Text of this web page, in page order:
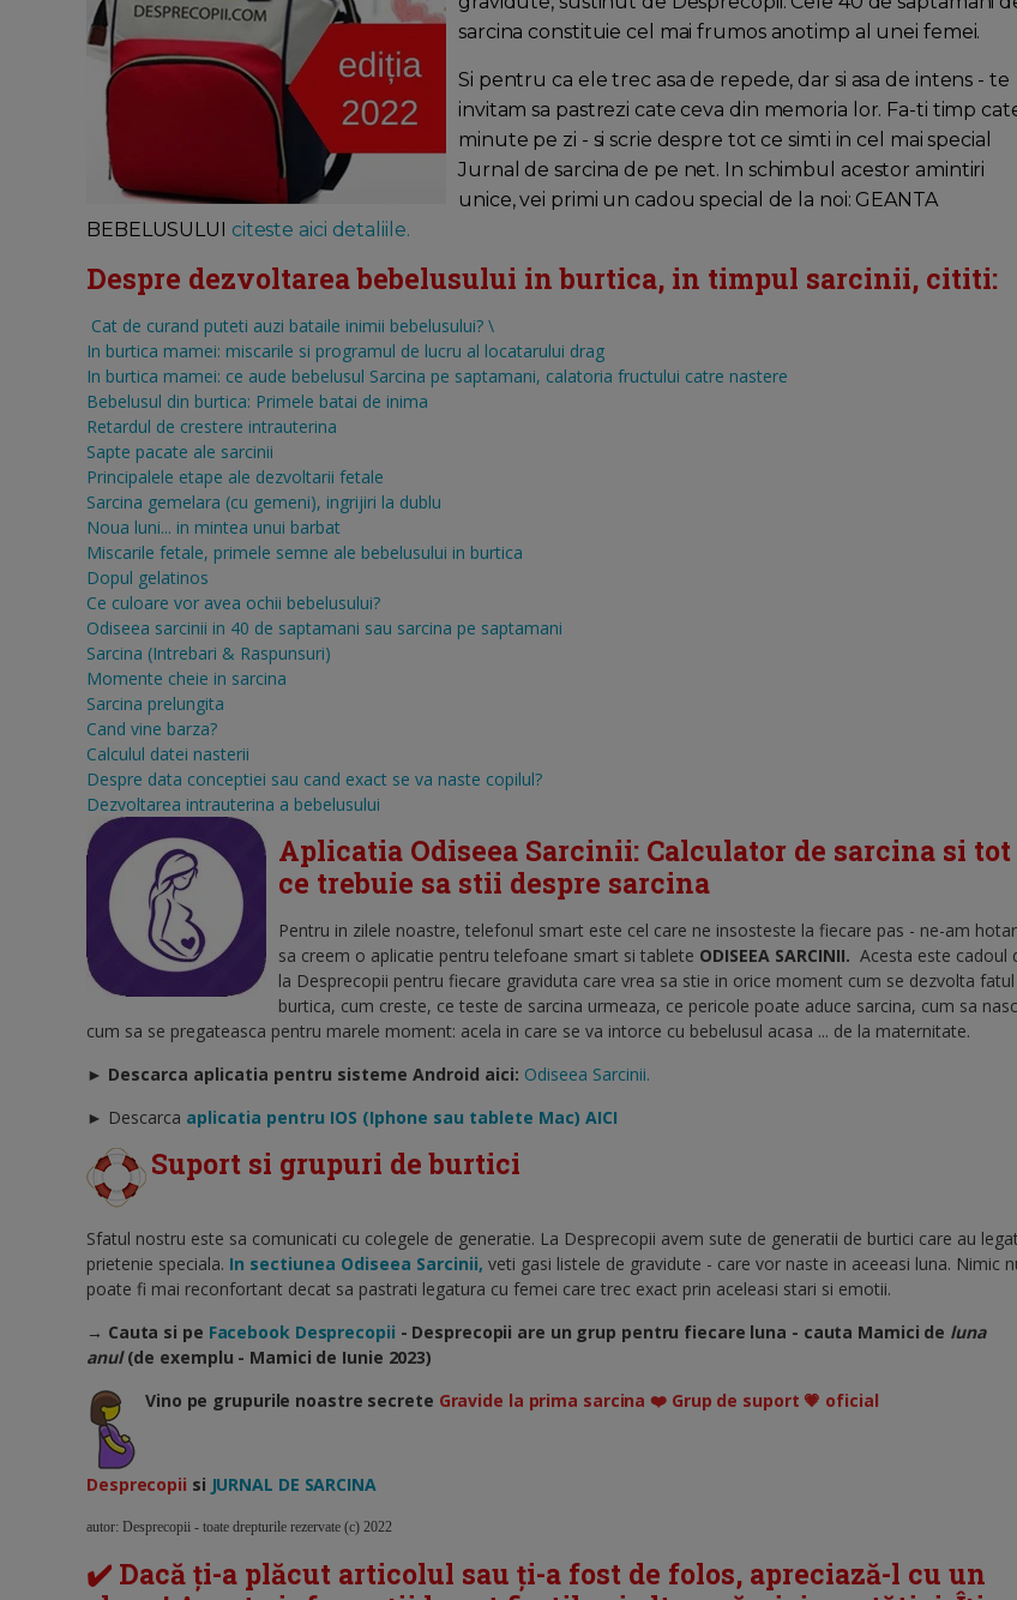
sarcina constituie cel mai frumos anotimp al unei femei.
Si pentru ca ele trec asa de repede, dar si asa de intens - te
invitam sa pastrezi cate ceva din memoria lor. Fa-ti timp
minute pe zi - si scrie despre tot ce simti in cel mai special
Jurnal de sarcina de pe net. In schimbul acestor amintiri
unice, vei primi un cadou special de la noi: GEANTA
BEBELUSULUI citeste aici detaliile.
Despre dezvoltarea bebelusului in burtica, in timpul sarcinii, cititi:
Cat de curand puteti auzi bataile inimii bebelusului? \
In burtica mamei: miscarile si programul de lucru al locatarului drag
In burtica mamei: ce aude bebelusul Sarcina pe saptamani, calatoria fructului catre nastere
Bebelusul din burtica: Primele batai de inima
Retardul de crestere intrauterina
Sapte pacate ale sarcinii
Principalele etape ale dezvoltarii fetale
Sarcina gemelara (cu gemeni), ingrijiri la dublu
Noua luni... in mintea unui barbat
Miscarile fetale, primele semne ale bebelusului in burtica
Dopul gelatinos
Ce culoare vor avea ochii bebelusului?
Odiseea sarcinii in 40 de saptamani sau sarcina pe saptamani
Sarcina (Intrebari & Raspunsuri)
Momente cheie in sarcina
Sarcina prelungita
Cand vine barza?
Calculul datei nasterii
Despre data conceptiei sau cand exact se va naste copilul?
Dezvoltarea intrauterina a bebelusului
Aplicatia Odiseea Sarcinii: Calculator de sarcina si tot
ce trebuie sa stii despre sarcina
Pentru in zilele noastre, telefonul smart este cel care ne insosteste la fiecare pas - ne-am
sa creem o aplicatie pentru telefoane smart si tablete ODISEEA SARCINII. Acesta este cadoul
la Desprecopii pentru fiecare graviduta care vrea sa stie in orice moment cum se dezvolta fatul
burtica, cum creste, ce teste de sarcina urmeaza, ce pericole poate aduce sarcina, cum sa
cum sa se pregateasca pentru marele moment: acela in care se va intorce cu bebelusul acasa ... de la maternitate.
► Descarca aplicatia pentru sisteme Android aici: Odiseea Sarcinii.
► Descarca aplicatia pentru IOS (Iphone sau tablete Mac) AICI
Suport si grupuri de burtici
Sfatul nostru este sa comunicati cu colegele de generatie. La Desprecopii avem sute de generatii de burtici care au
prietenie speciala. In sectiunea Odiseea Sarcinii, veti gasi listele de gravidute - care vor naste in aceeasi luna. Nimic
poate fi mai reconfortant decat sa pastrati legatura cu femei care trec exact prin aceleasi stari si emotii.
→ Cauta si pe Facebook Desprecopii - Desprecopii are un grup pentru fiecare luna - cauta Mamici de luna
anul (de exemplu - Mamici de Iunie 2023)
Vino pe grupurile noastre secrete Gravide la prima sarcina ❤️ Grup de suport 💗 oficial
Desprecopii si JURNAL DE SARCINA
autor: Desprecopii - toate drepturile rezervate (c) 2022
✔️ Dacă ți-a plăcut articolul sau ți-a fost de folos, apreciază-l cu un